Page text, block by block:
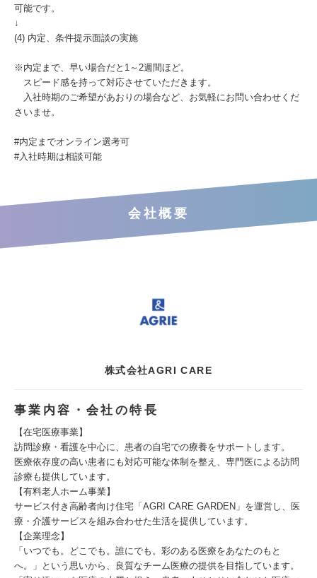
可能です。
↓
(4) 内定、条件提示面談の実施
※内定まで、早い場合だと1～2週間ほど。
スピード感を持って対応させていただきます。
入社時期のご希望があおりの場合など、お気軽にお問い合わせくだ
さいませ。
#内定までオンライン選考可
#入社時期は相談可能
会社概要
株式会社AGRI CARE
事業内容・会社の特長
【在宅医療事業】
訪問診療・看護を中心に、患者の自宅での療養をサポートします。
医療依存度の高い患者にも対応可能な体制を整え、専門医による訪問
診療も提供しています。
【有料老人ホーム事業】
サービス付き高齢者向け住宅「AGRI CARE GARDEN」を運営し、医
療・介護サービスを組み合わせた生活を提供しています。
【企業理念】
「いつでも。どこでも。誰にでも。彩のある医療をあなたのもと
へ。」という思いから、良質なチーム医療の提供を目指しています。